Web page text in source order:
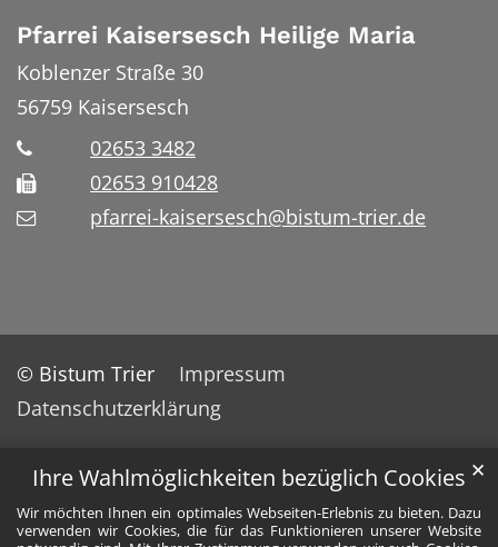
Ihre Wahlmöglichkeiten bezüglich Cookies
Wir möchten Ihnen ein optimales Webseiten-Erlebnis zu bieten. Dazu
verwenden wir Cookies, die für das Funktionieren unserer Website
✕
Pfarrei Kaisersesch Heilige Maria
Koblenzer Straße 30
56759 Kaisersesch
02653 3482
02653 910428
pfarrei-kaisersesch@bistum-trier.de
© Bistum Trier
Impressum
Datenschutzerklärung